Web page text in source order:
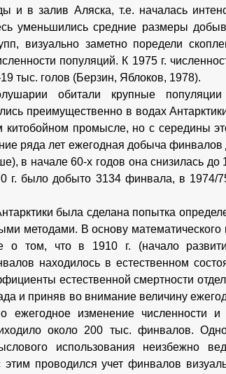
и в залив Аляска, т.е. началась
уменьшились средние размеры
визуально заметно поредели
популяций. К 1975 г.
тыс. голов (Берзин, Яблоков, 1978).
обитали крупные
преимущественно в водах
китобойном промысле, но с середины
ряда лет ежегодная добыча финвалов
в начале 60-х годов она снизилась
г. было добыто 3134 финвала, в
была сделана попытка
методами. В основу
о том, что в 1910 г. (начало
находилось в естественном
естественной смертности
и приняв во внимание величину
ежегодное изменение численности
около 200 тыс. финвалов.
использования неизбежно
этим проводился учет финвалов